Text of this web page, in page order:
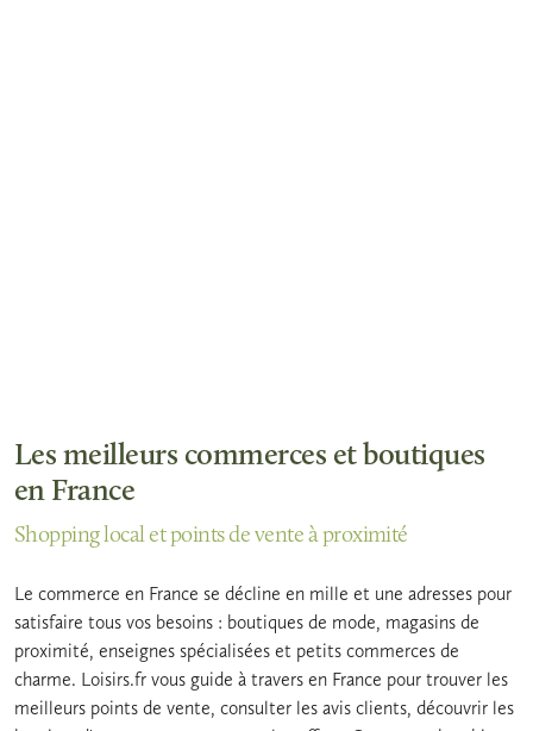
Les meilleurs commerces et boutiques
en France
Shopping local et points de vente à proximité
Le commerce en France se décline en mille et une adresses pour
satisfaire tous vos besoins : boutiques de mode, magasins de
proximité, enseignes spécialisées et petits commerces de
charme. Loisirs.fr vous guide à travers en France pour trouver les
meilleurs points de vente, consulter les avis clients, découvrir les